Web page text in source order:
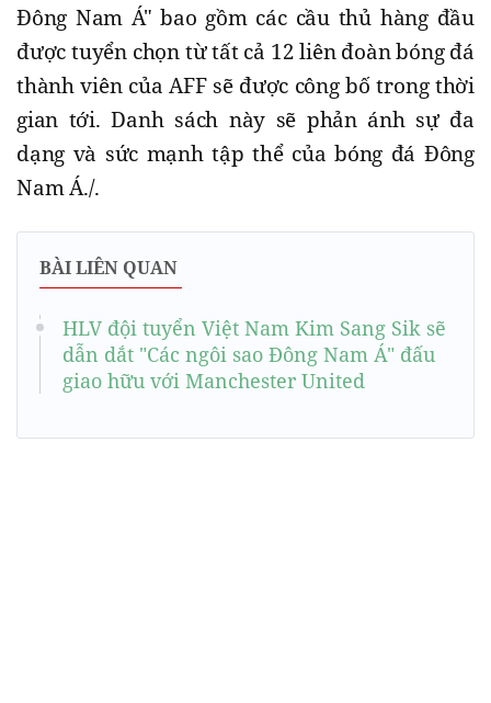
Đông Nam Á" bao gồm các cầu thủ hàng đầu
được tuyển chọn từ tất cả 12 liên đoàn bóng đá
thành viên của AFF sẽ được công bố trong thời
gian tới. Danh sách này sẽ phản ánh sự đa
dạng và sức mạnh tập thể của bóng đá Đông
Nam Á./.
BÀI LIÊN QUAN
HLV đội tuyển Việt Nam Kim Sang Sik sẽ
dẫn dắt "Các ngôi sao Đông Nam Á" đấu
giao hữu với Manchester United